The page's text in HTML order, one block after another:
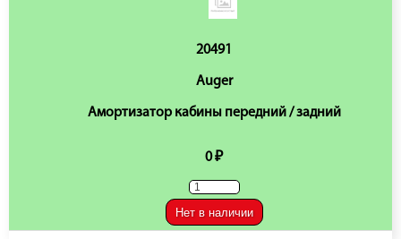
20491
Auger
Амортизатор кабины передний / задний
0 ₽
Нет в наличии